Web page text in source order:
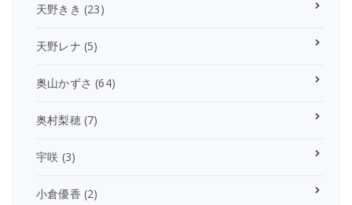
天野きき (23)
天野レナ (5)
奥山かずさ (64)
奥村梨穂(7)
宇咲 (3)
小倉優香 (2)